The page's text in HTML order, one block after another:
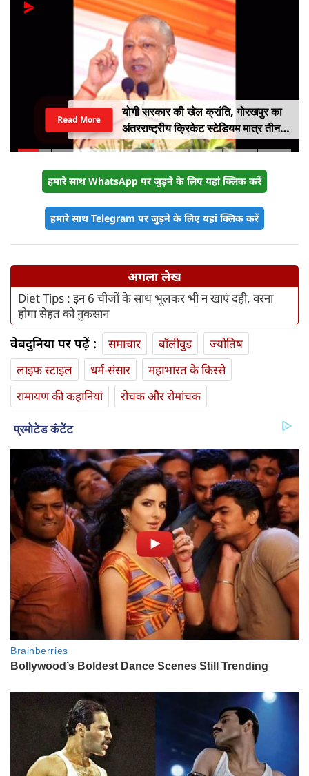
योगी सरकार की खेल क्रांति, गोरखपुर का
अंतरराष्ट्रीय क्रिकेट स्टेडियम मात्र तीन
महीने में लगभग 20% तैयार
Read More
हमारे साथ WhatsApp पर जुड़ने के लिए यहां क्लिक करें
हमारे साथ Telegram पर जुड़ने के लिए यहां क्लिक करें
अगला लेख
Diet Tips : इन 6 चीजों के साथ भूलकर भी न खाएं दही, वरना
होगा सेहत को नुकसान
वेबदुनिया पर पढ़ें : समाचार बॉलीवुड
ज्योतिष
लाइफ स्‍टाइल
धर्म-संसार
महाभारत के किस्से
रामायण की कहानियां
रोचक और रोमांचक